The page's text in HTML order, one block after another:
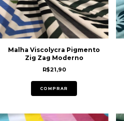
Malha Viscolycra Pigmento
Zig Zag Moderno
R$21,90
COMPRAR